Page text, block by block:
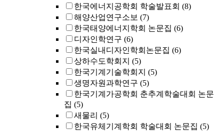
한국에너지공학회 학술발표회 (8)
해양산업연구소보 (7)
한국태양에너지학회 논문집 (6)
디자인학연구 (6)
한국실내디자인학회논문집 (6)
상하수도학회지 (5)
한국기계기술학회지 (5)
생명자원과학연구 (5)
한국기계가공학회 춘추계학술대회 논문
집 (5)
새물리 (5)
한국유체기계학회 학술대회 논문집 (5)